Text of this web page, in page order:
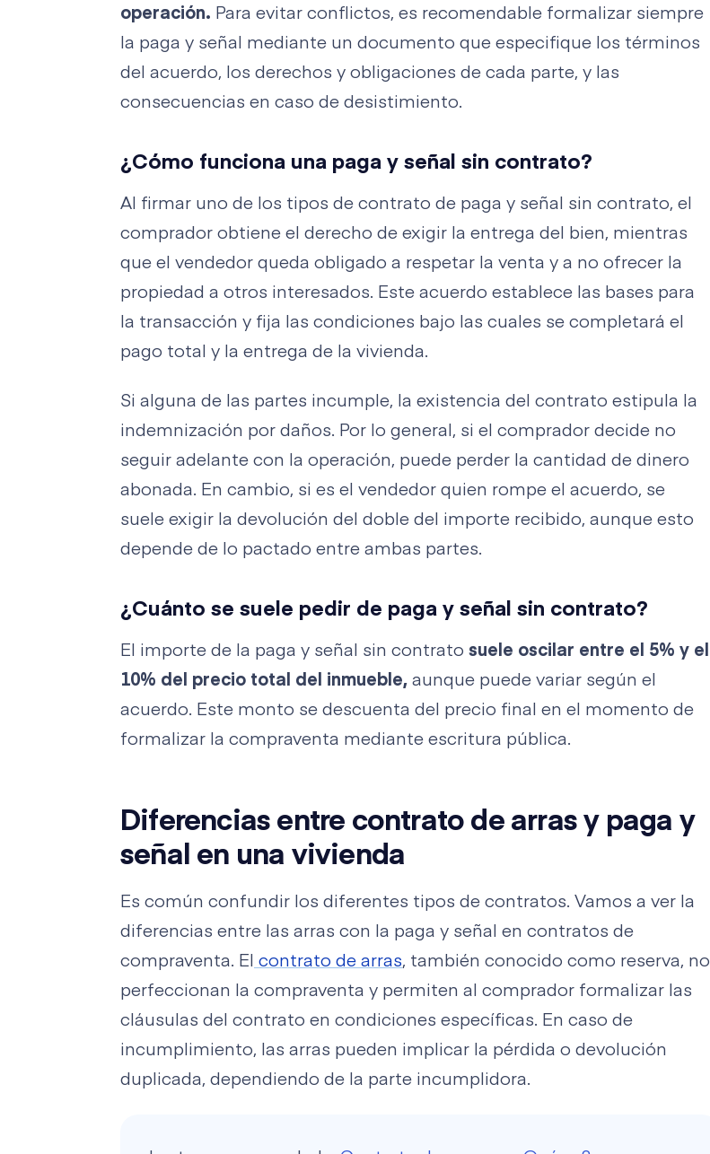
operación. Para evitar conflictos, es recomendable formalizar siempre
la paga y señal mediante un documento que especifique los términos
del acuerdo, los derechos y obligaciones de cada parte, y las
consecuencias en caso de desistimiento.
¿Cómo funciona una paga y señal sin contrato?
Al firmar uno de los tipos de contrato de paga y señal sin contrato, el
comprador obtiene el derecho de exigir la entrega del bien, mientras
que el vendedor queda obligado a respetar la venta y a no ofrecer la
propiedad a otros interesados. Este acuerdo establece las bases para
la transacción y fija las condiciones bajo las cuales se completará el
pago total y la entrega de la vivienda.
Si alguna de las partes incumple, la existencia del contrato estipula la
indemnización por daños. Por lo general, si el comprador decide no
seguir adelante con la operación, puede perder la cantidad de dinero
abonada. En cambio, si es el vendedor quien rompe el acuerdo, se
suele exigir la devolución del doble del importe recibido, aunque esto
depende de lo pactado entre ambas partes.
¿Cuánto se suele pedir de paga y señal sin contrato?
El importe de la paga y señal sin contrato suele oscilar entre el 5% y el
10% del precio total del inmueble, aunque puede variar según el
acuerdo. Este monto se descuenta del precio final en el momento de
formalizar la compraventa mediante escritura pública.
Diferencias entre contrato de arras y paga y
señal en una vivienda
Es común confundir los diferentes tipos de contratos. Vamos a ver la
diferencias entre las arras con la paga y señal en contratos de
compraventa. El contrato de arras, también conocido como reserva, no
perfeccionan la compraventa y permiten al comprador formalizar las
cláusulas del contrato en condiciones específicas. En caso de
incumplimiento, las arras pueden implicar la pérdida o devolución
duplicada, dependiendo de la parte incumplidora.